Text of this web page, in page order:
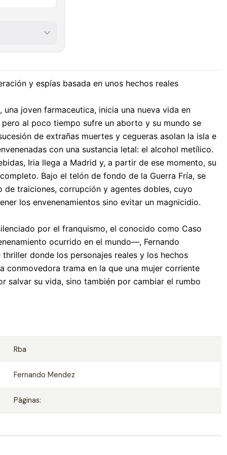
y espías basada en unos hechos reales
una joven farmaceutica, inicia una nueva vida en
al poco tiempo sufre un aborto y su mundo se
de extrañas muertes y cegueras asolan la isla e
con una sustancia letal: el alcohol metílico.
Iria llega a Madrid y, a partir de ese momento, su
Bajo el telón de fondo de la Guerra Fría, se
de traiciones, corrupción y agentes dobles, cuyo
los envenenamientos sino evitar un magnicidio.
por el franquismo, el conocido como Caso
ocurrido en el mundo—, Fernando
donde los personajes reales y los hechos
conmovedora trama en la que una mujer corriente
salvar su vida, sino también por cambiar el rumbo
Rba
Fernando Mendez
Páginas: